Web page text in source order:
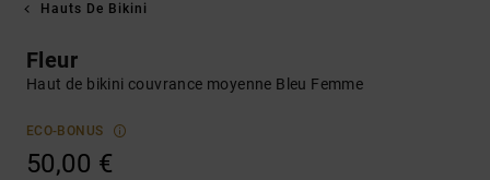
Hauts De Bikini
Fleur
Haut de bikini couvrance moyenne Bleu Femme
ECO-BONUS
50,00 €